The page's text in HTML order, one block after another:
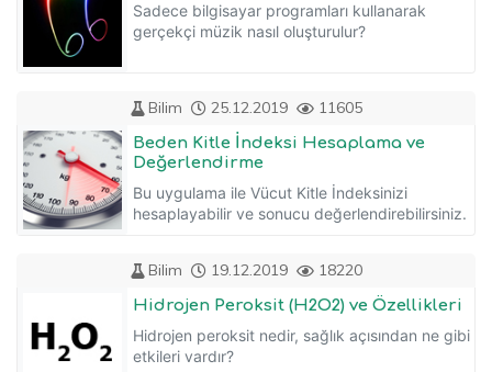
Sadece bilgisayar programları kullanarak
gerçekçi müzik nasıl oluşturulur?
Bilim 25.12.2019 11605
Beden Kitle İndeksi Hesaplama ve
Değerlendirme
Bu uygulama ile Vücut Kitle İndeksinizi
hesaplayabilir ve sonucu değerlendirebilirsiniz.
Bilim 19.12.2019 18220
Hidrojen Peroksit (H2O2) ve Özellikleri
Hidrojen peroksit nedir, sağlık açısından ne gibi
etkileri vardır?